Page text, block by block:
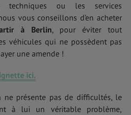
techniques ou les services
vous conseillons d’en acheter
à Berlin, pour éviter tout
véhicules qui ne possèdent pas
une amende !
ici.
présente pas de difficultés, le
à lui un véritable problème,